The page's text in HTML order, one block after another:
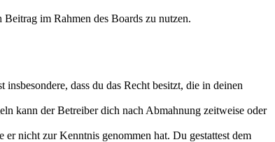
im Rahmen des Boards zu nutzen.
dass du das Recht besitzt, die in deinen
kann der Betreiber dich nach Abmahnung zeitweise oder
nicht zur Kenntnis genommen hat. Du gestattest dem